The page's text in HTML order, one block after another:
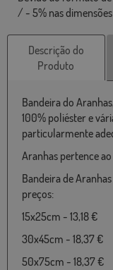
/ - 5% nas
Descrição do
Produto
Bandeira do
100% poliéster e
particularmente
Aranhas pertence
Bandeira de
preços:
15x25cm - 13,18 €
30x45cm - 18,37 €
50x75cm - 18,37 €